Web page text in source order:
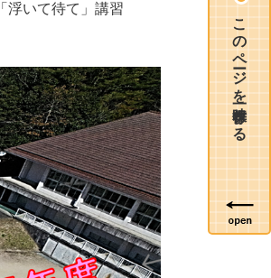
ム
「浮いて待て」講習
このページを一時保存する